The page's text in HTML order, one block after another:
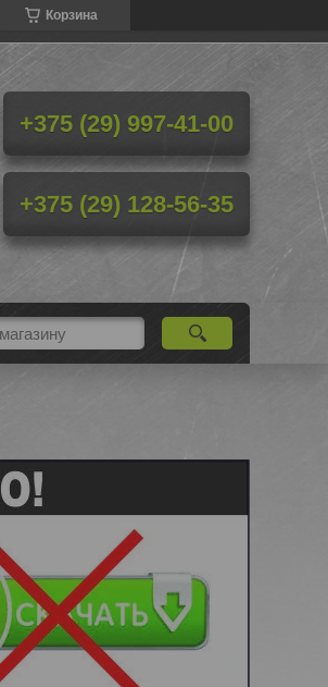
Корзина
+375 (29) 997-41-00
+375 (29) 128-56-35